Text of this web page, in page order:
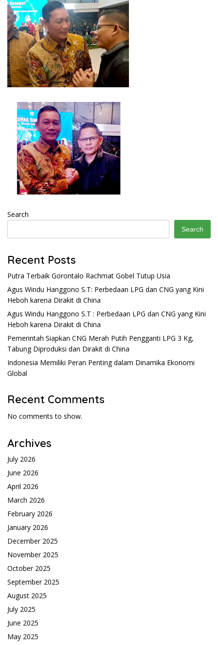
Search
Search
Recent Posts
Putra Terbaik Gorontalo Rachmat Gobel Tutup Usia
Agus Windu Hanggono S.T: Perbedaan LPG dan CNG yang Kini
Heboh karena Dirakit di China
Agus Windu Hanggono S.T : Perbedaan LPG dan CNG yang Kini
Heboh karena Dirakit di China
Pemerintah Siapkan CNG Merah Putih Pengganti LPG 3 Kg,
Tabung Diproduksi dan Dirakit di China
Indonesia Memiliki Peran Penting dalam Dinamika Ekonomi
Global
Recent Comments
No comments to show.
Archives
July 2026
June 2026
April 2026
March 2026
February 2026
January 2026
December 2025
November 2025
October 2025
September 2025
August 2025
July 2025
June 2025
May 2025